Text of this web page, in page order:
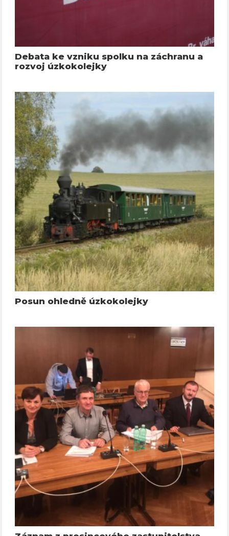
Debata ke vzniku spolku na záchranu a
rozvoj úzkokolejky
Posun ohledně úzkokolejky